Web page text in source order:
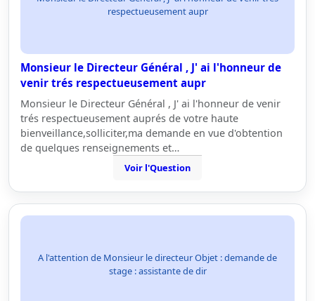
respectueusement aupr
Monsieur le Directeur Général , J' ai l'honneur de
venir trés respectueusement aupr
Monsieur le Directeur Général , J' ai l'honneur de venir
trés respectueusement auprés de votre haute
bienveillance,solliciter,ma demande en vue d'obtention
de quelques renseignements et…
Voir l'Question
A l'attention de Monsieur le directeur Objet : demande de
stage : assistante de dir